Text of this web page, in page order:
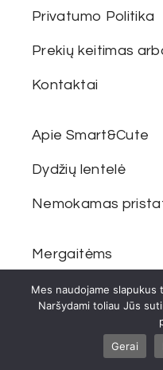
Privatumo Politika
Prekių keitimas
Kontaktai
Apie Smart&Cute
Dydžių lentelė
Nemokamas
Mergaitėms
Berniukams
Mes naudojame slapukus
Naršydami toliau Jūs
Gerai